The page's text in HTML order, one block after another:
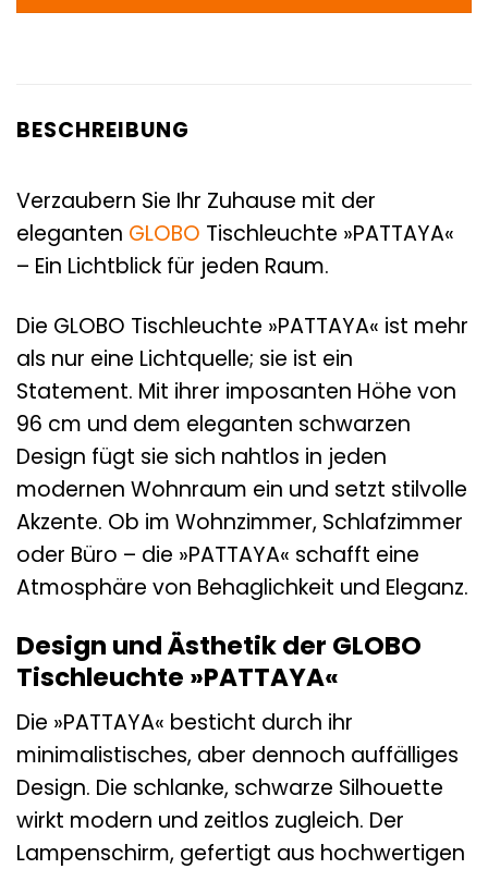
BESCHREIBUNG
Verzaubern Sie Ihr Zuhause mit der
eleganten GLOBO Tischleuchte »PATTAYA«
– Ein Lichtblick für jeden Raum.
Die GLOBO Tischleuchte »PATTAYA« ist mehr
als nur eine Lichtquelle; sie ist ein
Statement. Mit ihrer imposanten Höhe von
96 cm und dem eleganten schwarzen
Design fügt sie sich nahtlos in jeden
modernen Wohnraum ein und setzt stilvolle
Akzente. Ob im Wohnzimmer, Schlafzimmer
oder Büro – die »PATTAYA« schafft eine
Atmosphäre von Behaglichkeit und Eleganz.
Design und Ästhetik der GLOBO
Tischleuchte »PATTAYA«
Die »PATTAYA« besticht durch ihr
minimalistisches, aber dennoch auffälliges
Design. Die schlanke, schwarze Silhouette
wirkt modern und zeitlos zugleich. Der
Lampenschirm, gefertigt aus hochwertigen